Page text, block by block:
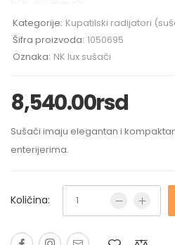
Kategorije: Kupatilski radijatori
Šifra proizvoda: 1050695
Oznaka: NK lux sušači
8,540.00rsd
Sušači imaju elegantan i
enterijerima.
Količina: